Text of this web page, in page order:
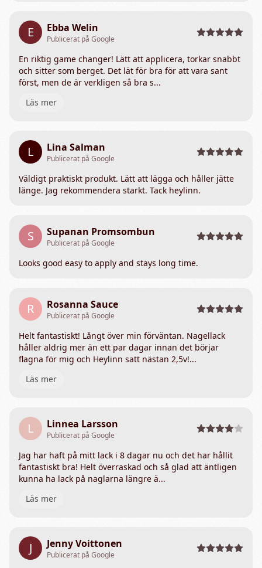
E Ebba Welin
Publicerat på Google
En riktig game changer! Lätt att applicera, torkar snabbt
och sitter som berget. Det lät för bra för att vara sant
först, men de är verkligen så bra s...
Läs mer
L Lina Salman
Publicerat på Google
Väldigt praktiskt produkt. Lätt att lägga och håller jätte
länge. Jag rekommendera starkt. Tack heylinn.
S Supanan Promsombun
Publicerat på Google
Looks good easy to apply and stays long time.
R Rosanna Sauce
Publicerat på Google
Helt fantastiskt! Långt över min förväntan. Nagellack
håller aldrig mer än ett par dagar innan det börjar
flagna för mig och Heylinn satt nästan 2,5v!...
Läs mer
L Linnea Larsson
Publicerat på Google
Jag har haft på mitt lack i 8 dagar nu och det har hållit
fantastiskt bra! Helt överraskad och så glad att äntligen
kunna ha lack på naglarna längre ä...
Läs mer
J Jenny Voittonen
Publicerat på Google